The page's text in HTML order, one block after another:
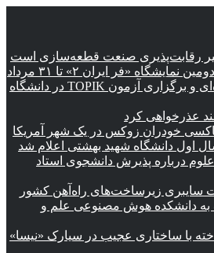
رقابت‌پذیری صنعت قطعه‌سازی است
«فر ایران ۲» تا ۳۱ مرداد
راه‌اندازی رشته کره‌ای و برگزاری آزمون TOPIK در دانشگاه
عذرخواهی کرد
خودران زوکس در یک شهر آمریکا
اول دانشگاه شهید بهشتی اعلام شد
درباره پذیرش دانشجوی استاد
سایبری زیرساخت‌های راه‌آهن کشور
به دانشکده هوش مصنوعی علم و
با ساختاری عجیب در سیارک «نیسا»